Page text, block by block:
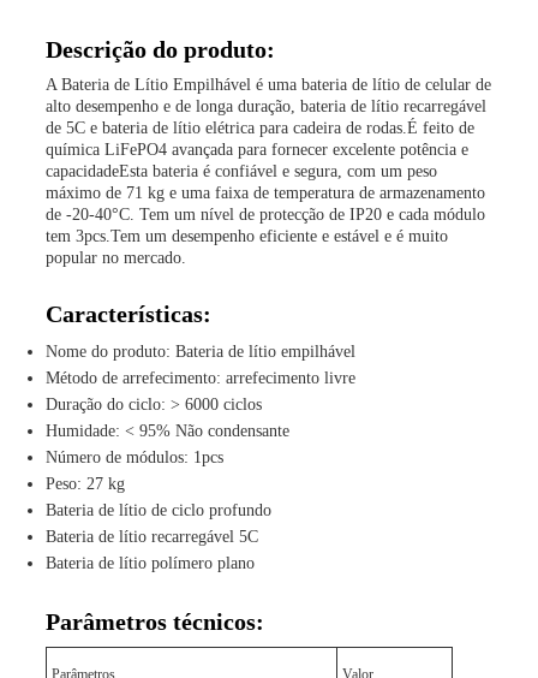
Descrição do produto:
A Bateria de Lítio Empilhável é uma bateria de lítio de celular de
alto desempenho e de longa duração, bateria de lítio recarregável
de 5C e bateria de lítio elétrica para cadeira de rodas.É feito de
química LiFePO4 avançada para fornecer excelente potência e
capacidadeEsta bateria é confiável e segura, com um peso
máximo de 71 kg e uma faixa de temperatura de armazenamento
de -20-40°C. Tem um nível de protecção de IP20 e cada módulo
tem 3pcs.Tem um desempenho eficiente e estável e é muito
popular no mercado.
Características:
Nome do produto: Bateria de lítio empilhável
Método de arrefecimento: arrefecimento livre
Duração do ciclo: > 6000 ciclos
Humidade: < 95% Não condensante
Número de módulos: 1pcs
Peso: 27 kg
Bateria de lítio de ciclo profundo
Bateria de lítio recarregável 5C
Bateria de lítio polímero plano
Parâmetros técnicos: